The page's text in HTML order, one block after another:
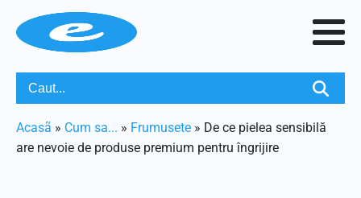
Acasã » Cum sa... » Frumusete » De ce pielea sensibilă
are nevoie de produse premium pentru îngrijire